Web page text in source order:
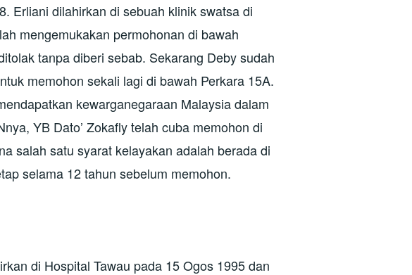
Erliani dilahirkan di sebuah klinik swatsa di
mengemukakan permohonan di bawah
tanpa diberi sebab. Sekarang Deby sudah
memohon sekali lagi di bawah Perkara 15A.
kewarganegaraan Malaysia dalam
YB Dato’ Zokafly telah cuba memohon di
salah satu syarat kelayakan adalah berada di
selama 12 tahun sebelum memohon.
di Hospital Tawau pada 15 Ogos 1995 dan